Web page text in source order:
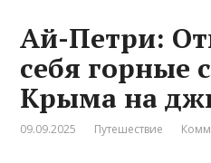
Ай-Петри:
себя горные
Крыма на
09.09.2025 Путешествие